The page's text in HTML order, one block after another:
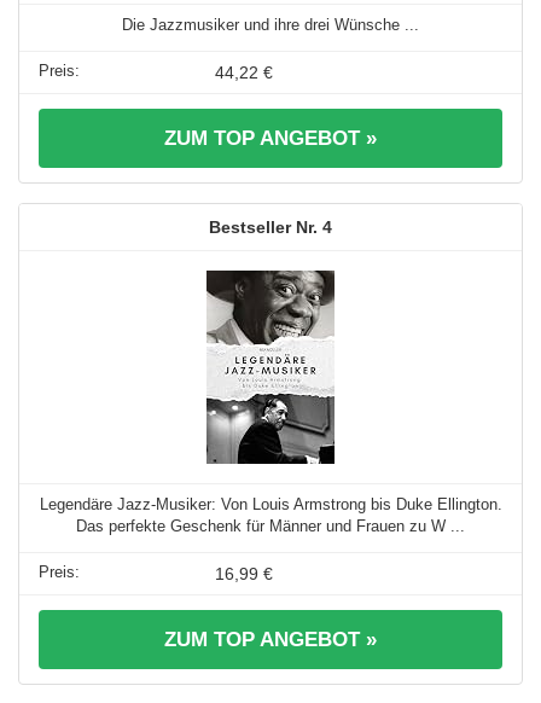
Die Jazzmusiker und ihre drei Wünsche ...
44,22 €
ZUM TOP ANGEBOT »
4
Legendäre Jazz-Musiker: Von Louis Armstrong bis Duke Ellington.
Das perfekte Geschenk für Männer und Frauen zu W ...
16,99 €
ZUM TOP ANGEBOT »